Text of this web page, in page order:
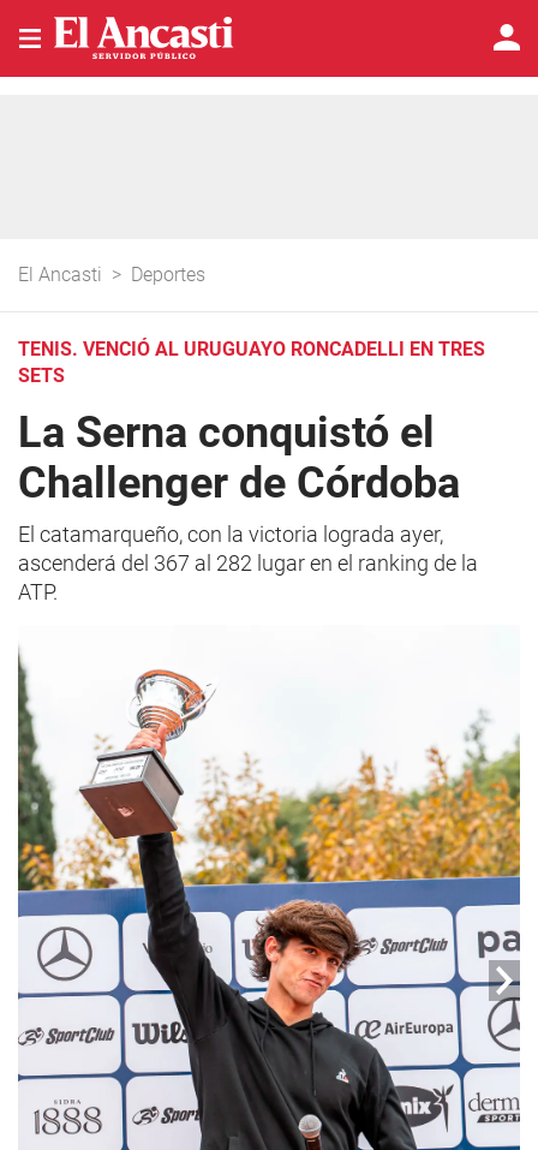
El Ancasti > Deportes
TENIS. VENCIÓ AL URUGUAYO RONCADELLI EN TRES
SETS
La Serna conquistó el
Challenger de Córdoba
El catamarqueño, con la victoria lograda ayer,
ascenderá del 367 al 282 lugar en el ranking de la
ATP.